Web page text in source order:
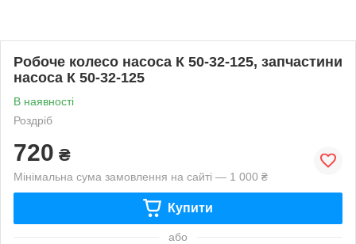
Робоче колесо насоса К 50-32-125, запчастини
насоса К 50-32-125
В наявності
Роздріб
720 ₴
Мінімальна сума замовлення на сайті — 1 000 ₴
Купити
або